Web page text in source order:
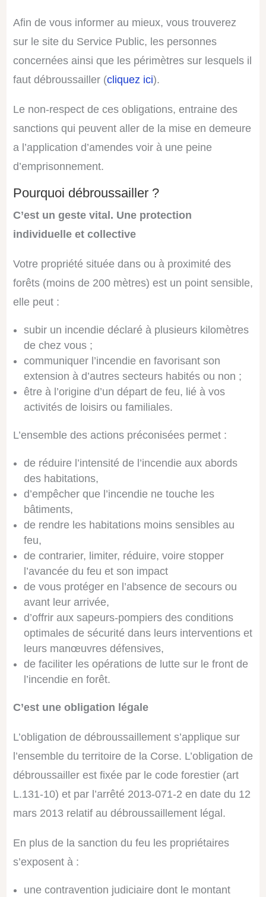
Afin de vous informer au mieux, vous trouverez
sur le site du Service Public, les personnes
concernées ainsi que les périmètres sur lesquels il
faut débroussailler (cliquez ici).
Le non-respect de ces obligations, entraine des
sanctions qui peuvent aller de la mise en demeure
a l’application d’amendes voir à une peine
d’emprisonnement.
Pourquoi débroussailler ?
C’est un geste vital. Une protection
individuelle et collective
Votre propriété située dans ou à proximité des
forêts (moins de 200 mètres) est un point sensible,
elle peut :
subir un incendie déclaré à plusieurs kilomètres
de chez vous ;
communiquer l’incendie en favorisant son
extension à d’autres secteurs habités ou non ;
être à l’origine d’un départ de feu, lié à vos
activités de loisirs ou familiales.
L’ensemble des actions préconisées permet :
de réduire l’intensité de l’incendie aux abords
des habitations,
d’empêcher que l’incendie ne touche les
bâtiments,
de rendre les habitations moins sensibles au
feu,
de contrarier, limiter, réduire, voire stopper
l’avancée du feu et son impact
de vous protéger en l’absence de secours ou
avant leur arrivée,
d’offrir aux sapeurs-pompiers des conditions
optimales de sécurité dans leurs interventions et
leurs manœuvres défensives,
de faciliter les opérations de lutte sur le front de
l’incendie en forêt.
C’est une obligation légale
L’obligation de débroussaillement s’applique sur
l’ensemble du territoire de la Corse. L’obligation de
débroussailler est fixée par le code forestier (art
L.131-10) et par l’arrêté 2013-071-2 en date du 12
mars 2013 relatif au débroussaillement légal.
En plus de la sanction du feu les propriétaires
s’exposent à :
une contravention judiciaire dont le montant